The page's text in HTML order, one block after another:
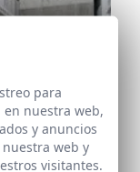
para
nuestra web,
y anuncios
web y
visitantes.